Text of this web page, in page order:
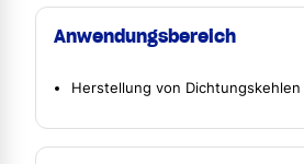
Anwendungsbereich
Herstellung von Dichtungskehlen